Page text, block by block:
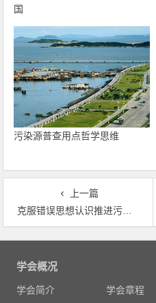
国
污染源普查用点哲学思维
上一篇
克服错误思想认识推进污染源普查
文
学会概况
学会简介 学会章程